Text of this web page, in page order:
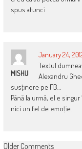
spus atunci
MISHU
January 24,
Textul
Alexandru
susţinere pe FB…
Până la urmă, el e
nici un fel de emoţie.
Older Comments